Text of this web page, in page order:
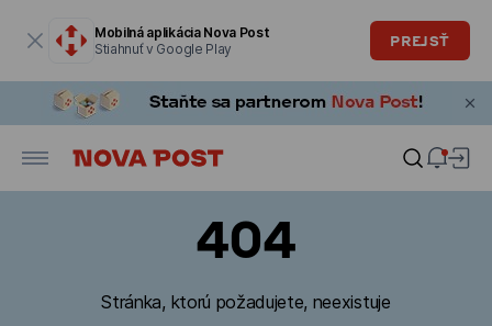
Mobilná aplikácia Nova Post
Stiahnuť v Google Play
PREJSŤ
404
Stránka, ktorú požadujete, neexistuje